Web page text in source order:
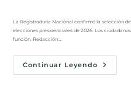
La Registraduría Nacional confirmó la selección
elecciones presidenciales de 2026. Los
función. Redacción:…
Continuar Leyendo